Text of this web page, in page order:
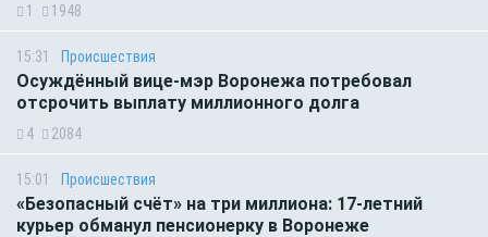
1 1948
15:31 Происшествия
Осуждённый вице-мэр Воронежа потребовал
отсрочить выплату миллионного долга
4 2084
15:01 Происшествия
«Безопасный счёт» на три миллиона: 17-летний
курьер обманул пенсионерку в Воронеже